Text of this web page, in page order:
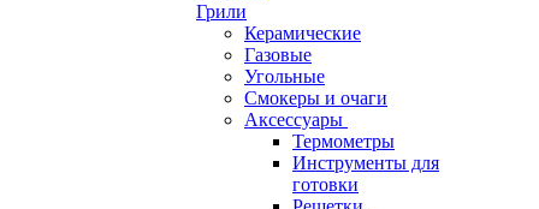
Грили
Керамические
Газовые
Угольные
Смокеры и очаги
Аксессуары
Термометры
Инструменты для
готовки